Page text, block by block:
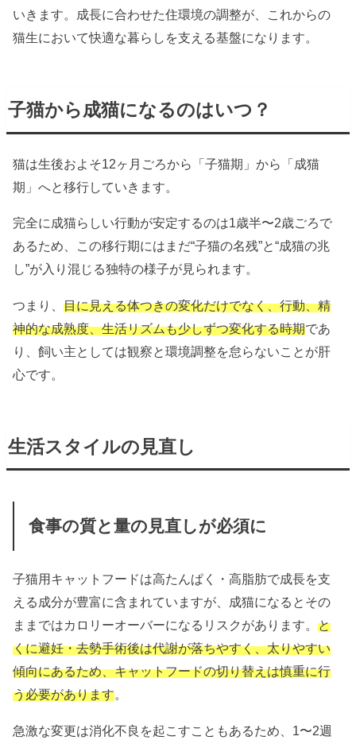
いきます。成長に合わせた住環境の調整が、これからの
猫生において快適な暮らしを支える基盤になります。
子猫から成猫になるのはいつ？
猫は生後およそ12ヶ月ごろから「子猫期」から「成猫
期」へと移行していきます。
完全に成猫らしい行動が安定するのは1歳半〜2歳ごろで
あるため、この移行期にはまだ“子猫の名残”と“成猫の兆
し”が入り混じる独特の様子が見られます。
つまり、目に見える体つきの変化だけでなく、行動、精
神的な成熟度、生活リズムも少しずつ変化する時期であ
り、飼い主としては観察と環境調整を怠らないことが肝
心です。
生活スタイルの見直し
食事の質と量の見直しが必須に
子猫用キャットフードは高たんぱく・高脂肪で成長を支
える成分が豊富に含まれていますが、成猫になるとその
ままではカロリーオーバーになるリスクがあります。と
くに避妊・去勢手術後は代謝が落ちやすく、太りやすい
傾向にあるため、キャットフードの切り替えは慎重に行
う必要があります。
急激な変更は消化不良を起こすこともあるため、1〜2週